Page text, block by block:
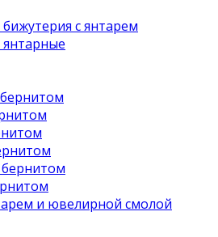
с янтарем
и ювелирной смолой